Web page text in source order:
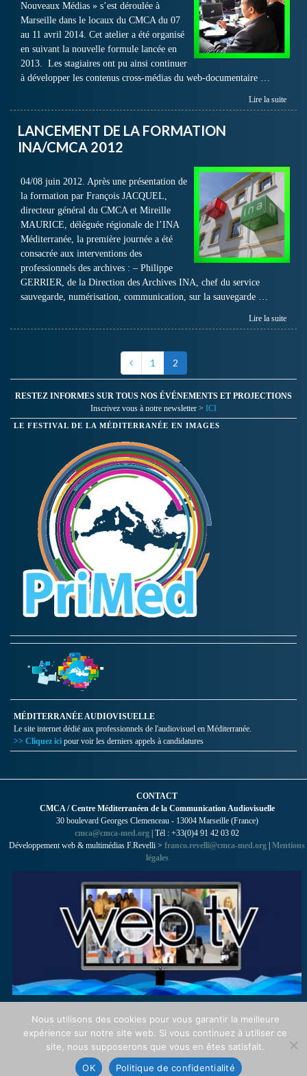
Nouveaux Médias » s’est déroulée à
Marseille dans le locaux du CMCA du 07
au 11 avril 2014. Cet atelier a été organisé
en suivant la nouvelle formule lancée en
2013. Les stagiaires ont pu ainsi continuer
à développer les contenus cross-médias du web-documentaire …
Lire la suite
LANCEMENT DE LA FORMATION
INA/CMCA 2012
04/08 juin 2012. Après une présentation de
la formation par François JACQUEL,
directeur général du CMCA et Mireille
MAURICE, déléguée régionale de l’INA
Méditerranée, la première journée a été
consacrée aux interventions des
professionnels des archives : – Philippe
GERRIER, de la Direction des Archives INA, chef du service
sauvegarde, numérisation, communication, sur la sauvegarde …
Lire la suite
1 2
RESTEZ INFORMES SUR TOUS NOS ÉVÉNEMENTS ET PROJECTIONS
Inscrivez vous à notre newsletter > ICI
LE FESTIVAL DE LA MÉDITERRANÉE EN IMAGES
MÉDITERRANÉE AUDIOVISUELLE
Le site internet dédié aux professionnels de l'audiovisuel en Méditerranée.
>> Cliquez ici pour voir les derniers appels à candidatures
CONTACT
CMCA / Centre Méditerranéen de la Communication Audiovisuelle
30 boulevard Georges Clemenceau - 13004 Marseille (France)
cmca@cmca-med.org | Tél : +33(0)4 91 42 03 02
Développement web & multimédias F.Revelli > franco.revelli@cmca-med.org Mentions
légales
Nous utilisons des cookies pour vous garantir la meilleure
expérience sur notre site web. Si vous continuez à utiliser ce
site, nous supposerons que vous en êtes satisfait.
OK
Politique de confidentialité